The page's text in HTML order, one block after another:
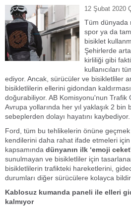
12 Şubat 2020
Tüm dünyada
spor ya da
bisiklet
Şehirlerde
kirliliği gibi
kullanıcıları
ediyor. Ancak, sürücüler ve bisikletliler
bisikletlilerin ellerini gidondan
doğurabiliyor. AB Komisyonu'nun Trafik
Avrupa yollarında her yıl yaklaşık 2 bin
sebeplerden dolayı hayatını kaybediyor.
Ford, tüm bu tehlikelerin önüne
kendilerini daha rahat ifade etmeleri için
kapsamında dünyanın ilk ‘emoji
sunulmayan ve bisikletliler için
bisikletlilerin trafikteki hareketlerini,
durumları diğer sürücülere kolayca
Kablosuz kumanda paneli ile elleri
kalmıyor